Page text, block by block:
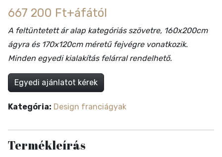
667 200 Ft+áfától
A feltüntetett ár alap kategóriás szövetre, 160x200cm
ágyra és 170x120cm méretű fejvégre vonatkozik.
Minden egyedi kialakítás felárral rendelhető.
Egyedi ajánlatot kérek
Kategória: Design franciágyak
Termékleírás